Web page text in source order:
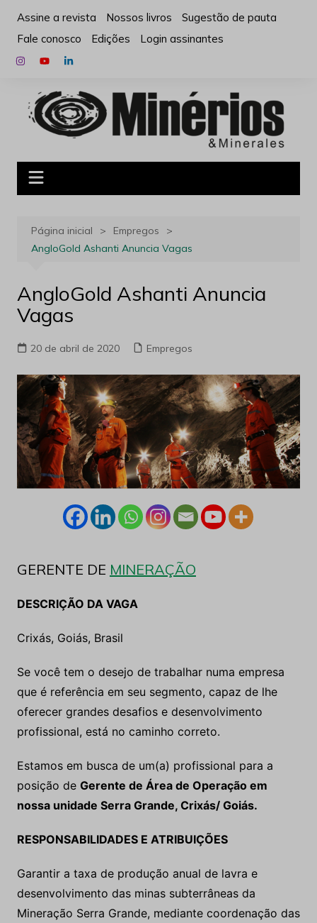
para
conteúdo
Assine a revista Nossos livros
Sugestão de pauta
Fale conosco
Edições Login assinantes
Página inicial
Empregos
AngloGold Ashanti Anuncia Vagas
AngloGold Ashanti Anuncia
Vagas
20 de abril de 2020 Empregos
GERENTE DE MINERAÇÃO
DESCRIÇÃO DA VAGA
Crixás, Goiás, Brasil
Se você tem o desejo de trabalhar numa empresa
que é referência em seu segmento, capaz de lhe
oferecer grandes desafios e desenvolvimento
profissional, está no caminho correto.
Estamos em busca de um(a) profissional para a
posição de Gerente de Área de Operação em
nossa unidade Serra Grande, Crixás/ Goiás.
RESPONSABILIDADES E ATRIBUIÇÕES
Garantir a taxa de produção anual de lavra e
desenvolvimento das minas subterrâneas da
Mineração Serra Grande, mediante coordenação das